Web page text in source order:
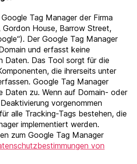
Tag Manager der Firma
House, Barrow Street,
Der Google Tag Manager
und erfasst keine
Daten. Das Tool sorgt für die
die ihrerseits unter
Google Tag Manager
Daten zu. Wenn auf Domain- oder
vorgenommen
alle Tracking-Tags bestehen, die
implementiert werden.
zum Google Tag Manager
von